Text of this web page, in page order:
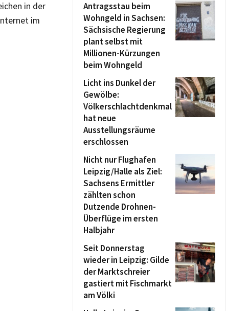
in der
im
Antragsstau beim
Wohngeld in Sachsen:
Sächsische Regierung
plant selbst mit
Millionen-Kürzungen
beim Wohngeld
Licht ins Dunkel der
Gewölbe:
Völkerschlachtdenkmal
hat neue
Ausstellungsräume
erschlossen
Nicht nur Flughafen
Leipzig/Halle als Ziel:
Sachsens Ermittler
zählten schon
Dutzende Drohnen-
Überflüge im ersten
Halbjahr
Seit Donnerstag
wieder in Leipzig: Gilde
der Marktschreier
gastiert mit Fischmarkt
am Völki